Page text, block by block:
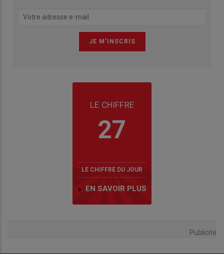
LE CHIFFRE
27
LE CHIFFRE DU JOUR
EN SAVOIR PLUS
Publicité